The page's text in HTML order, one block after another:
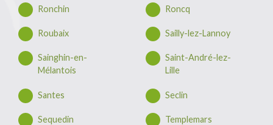
Ronchin Roncq
Roubaix Sailly-lez-Lannoy
Sainghin-en-
Mélantois
Saint-André-lez-
Lille
Santes Seclin
Sequedin Templemars